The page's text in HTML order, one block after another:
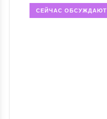
СЕЙЧАС ОБСУЖДАЮТ